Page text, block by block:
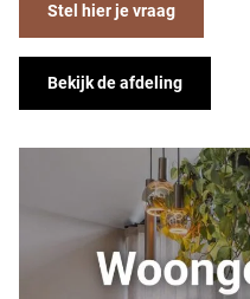
Stel hier je vraag
Bekijk de afdeling